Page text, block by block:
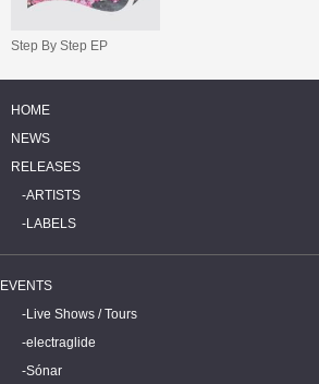
Step By Step EP
HOME
NEWS
RELEASES
ARTISTS
LABELS
EVENTS
Live Shows / Tours
electraglide
Sónar